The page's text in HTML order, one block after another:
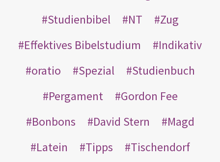
Studienbibel
NT
Zug
Effektives Bibelstudium
Indikativ
oratio
Spezial
Studienbuch
Pergament
Gordon Fee
Bonbons
David Stern
Magd
Latein
Tipps
Tischendorf